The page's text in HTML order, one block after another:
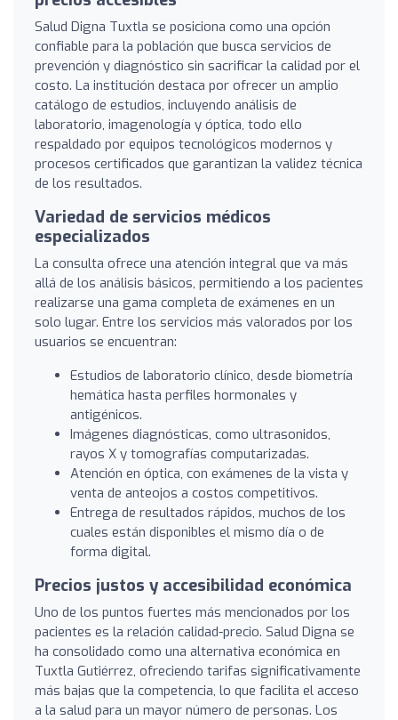
Salud Digna Tuxtla se posiciona como una opción
confiable para la población que busca servicios de
prevención y diagnóstico sin sacrificar la calidad por el
costo. La institución destaca por ofrecer un amplio
catálogo de estudios, incluyendo análisis de
laboratorio, imagenología y óptica, todo ello
respaldado por equipos tecnológicos modernos y
procesos certificados que garantizan la validez técnica
de los resultados.
Variedad de servicios médicos
especializados
La consulta ofrece una atención integral que va más
allá de los análisis básicos, permitiendo a los pacientes
realizarse una gama completa de exámenes en un
solo lugar. Entre los servicios más valorados por los
usuarios se encuentran:
Estudios de laboratorio clínico, desde biometría
hemática hasta perfiles hormonales y
antigénicos.
Imágenes diagnósticas, como ultrasonidos,
rayos X y tomografías computarizadas.
Atención en óptica, con exámenes de la vista y
venta de anteojos a costos competitivos.
Entrega de resultados rápidos, muchos de los
cuales están disponibles el mismo día o de
forma digital.
Precios justos y accesibilidad económica
Uno de los puntos fuertes más mencionados por los
pacientes es la relación calidad-precio. Salud Digna se
ha consolidado como una alternativa económica en
Tuxtla Gutiérrez, ofreciendo tarifas significativamente
más bajas que la competencia, lo que facilita el acceso
a la salud para un mayor número de personas. Los